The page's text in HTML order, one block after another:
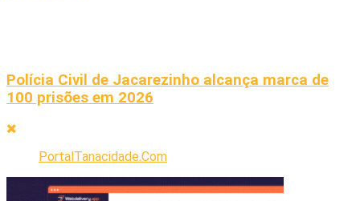
Polícia Civil de Jacarezinho alcança marca de
100 prisões em 2026
PortalTanacidade.Com